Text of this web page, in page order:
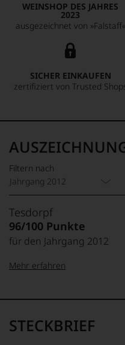
WEINSHOP DES JAHRES
2023
ausgezeichnet von »Falstaff«
SICHER EINKAUFEN
zertifiziert von Trusted
Filtern nach
Jahrgang 2012
Tesdorpf
96/100 Punkte
für den Jahrgang 2012
95–98 Punkte:
Name
Tesdorpf
Mehr erfahren
STECKBRIEF